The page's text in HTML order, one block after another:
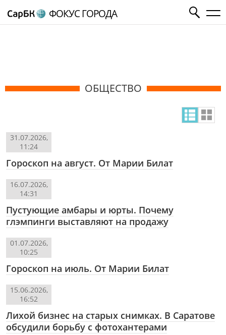
ФОКУС ГОРОДА
ОБЩЕСТВО
31.07.2026,
11:24
Гороскоп на август. От Марии Билат
16.07.2026,
14:31
Пустующие амбары и юрты. Почему
глэмпинги выставляют на продажу
01.07.2026,
10:25
Гороскоп на июль. От Марии Билат
15.06.2026,
16:52
Лихой бизнес на старых снимках. В Саратове
обсудили борьбу с фотохантерами